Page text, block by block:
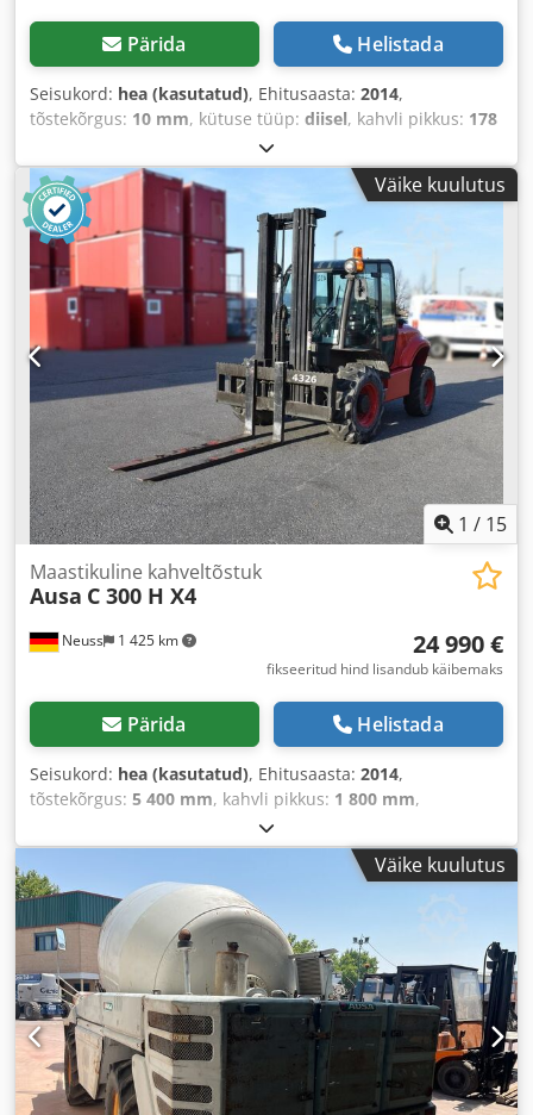
Pärida Helistada
Seisukord: hea (kasutatud), Ehitusaasta: 2014,
tõstekõrgus: 10 mm, kütuse tüüp: diisel, kahvli pikkus: 178
Väike kuulutus
1 / 15
Neuss 1 425 km
Maastikuline kahveltõstuk
Ausa C 300 H X4
24 990 €
fikseeritud hind lisandub käibemaks
Pärida Helistada
Seisukord: hea (kasutatud), Ehitusaasta: 2014,
tõstekõrgus: 5 400 mm, kahvli pikkus: 1 800 mm,
Väike kuulutus